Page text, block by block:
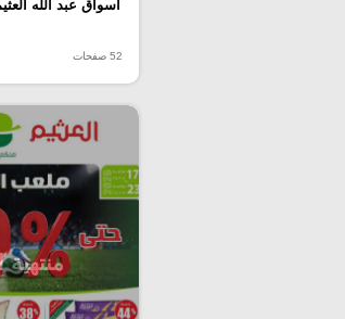
أسواق عبد الله
52 صفحات
منتهية